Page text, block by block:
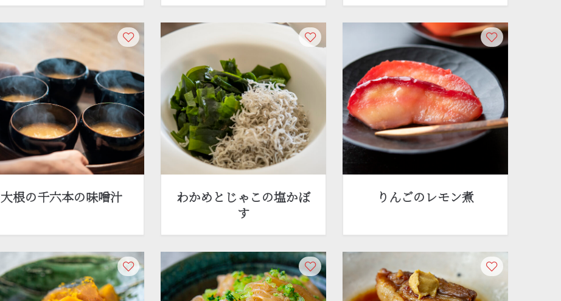
大根の千六本の味噌汁
わかめとじゃこの塩かぼ
す
りんごのレモン煮